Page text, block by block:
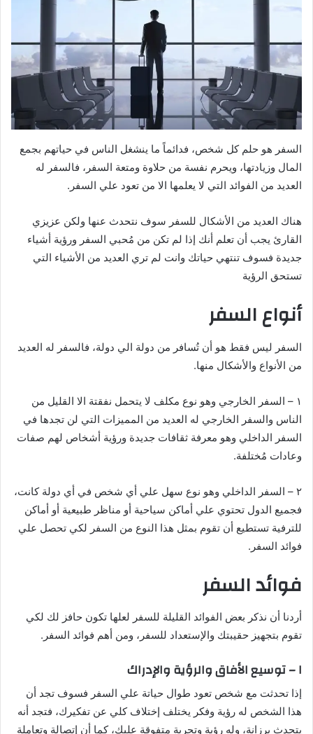
السفر هو حلم كل شخص، فدائماً ما ينشغل الناس في حياتهم بجمع
المال وزيادتها، ويحرم نفسة من حلاوة ومتعة السفر، فالسفر له
العديد من الفوائد التي لا يعلمها الا من تعود علي السفر.
هناك العديد من الأشكال للسفر سوف نتحدث عنها ولكن عزيزي
القارئ يجب أن تعلم أنك إذا لم تكن من مُحبي السفر ورؤية أشياء
جديدة فسوف تنتهي حياتك وانت لم تري العديد من الأشياء التي
تستحق الرؤية
أنواع السفر
السفر ليس فقط هو أن تُسافر من دولة الي دولة، فالسفر له العديد
من الأنواع والأشكال منها.
١ – السفر الخارجي وهو نوع مكلف لا يتحمل نفقتة الا القليل من
الناس والسفر الخارجي له العديد من المميزات التي لن تجدها في
السفر الداخلي وهو معرفة ثقافات جديدة ورؤية أشخاص لهم صفات
وعادات مُختلفة.
٢ – السفر الداخلي وهو نوع سهل علي أي شخص في أي دولة كانت،
فجميع الدول تحتوي علي أماكن سياحية أو مناظر طبيعية أو أماكن
للترفية تستطيع أن تقوم بمثل هذا النوع من السفر لكي تحصل علي
فوائد السفر.
فوائد السفر
أردنا أن نذكر بعض الفوائد القليلة للسفر لعلها تكون حافز لك لكي
تقوم بتجهيز حقيبتك والإستعداد للسفر، ومن أهم فوائد السفر.
١ – توسيع الأفاق والرؤية والإدراك
إذا تحدثت مع شخص تعود طوال حياتة علي السفر فسوف تجد أن
هذا الشخص له رؤية وفكر يختلف إختلاف كلي عن تفكيرك، فتجد أنه
يتحدث برزانة، وله رؤية وتجربة متفوقة عليك، كما أن إتصالة وتعاملة